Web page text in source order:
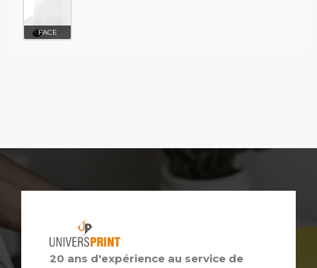
FACE
20 ans d'expérience au service de